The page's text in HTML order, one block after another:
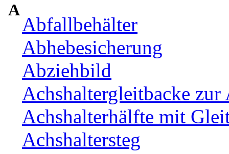
A
Abfallbehälter
Abhebesicherung
Abziehbild
Achshaltergleitbacke zur
Achshalterhälfte mit
Achshaltersteg